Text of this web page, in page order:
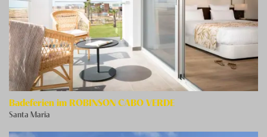
Badeferien im ROBINSON CABO VERDE
Santa Maria